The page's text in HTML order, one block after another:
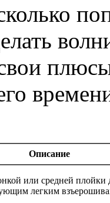
Описание
или средней плойки
легким